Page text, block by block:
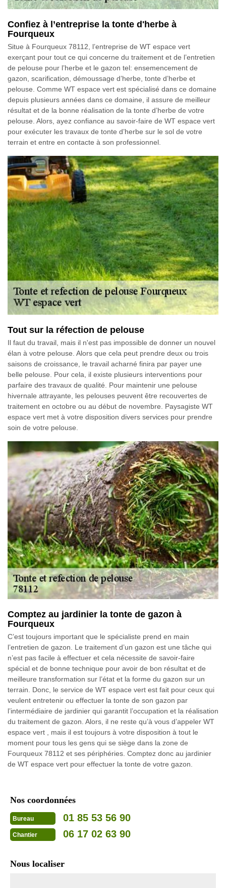
Confiez à l’entreprise la tonte d'herbe à
Fourqueux
Situe à Fourqueux 78112, l’entreprise de WT espace vert
exerçant pour tout ce qui concerne du traitement et de l’entretien
de pelouse pour l’herbe et le gazon tel: ensemencement de
gazon, scarification, démoussage d’herbe, tonte d’herbe et
pelouse. Comme WT espace vert est spécialisé dans ce domaine
depuis plusieurs années dans ce domaine, il assure de meilleur
résultat et de la bonne réalisation de la tonte d’herbe de votre
pelouse. Alors, ayez confiance au savoir-faire de WT espace vert
pour exécuter les travaux de tonte d’herbe sur le sol de votre
terrain et entre en contacte à son professionnel.
Tout sur la réfection de pelouse
Il faut du travail, mais il n'est pas impossible de donner un nouvel
élan à votre pelouse. Alors que cela peut prendre deux ou trois
saisons de croissance, le travail acharné finira par payer une
belle pelouse. Pour cela, il existe plusieurs interventions pour
parfaire des travaux de qualité. Pour maintenir une pelouse
hivernale attrayante, les pelouses peuvent être recouvertes de
traitement en octobre ou au début de novembre. Paysagiste WT
espace vert met à votre disposition divers services pour prendre
soin de votre pelouse.
Comptez au jardinier la tonte de gazon à
Fourqueux
C’est toujours important que le spécialiste prend en main
l’entretien de gazon. Le traitement d’un gazon est une tâche qui
n’est pas facile à effectuer et cela nécessite de savoir-faire
spécial et de bonne technique pour avoir de bon résultat et de
meilleure transformation sur l’état et la forme du gazon sur un
terrain. Donc, le service de WT espace vert est fait pour ceux qui
veulent entretenir ou effectuer la tonte de son gazon par
l’intermédiaire de jardinier qui garantit l’occupation et la réalisation
du traitement de gazon. Alors, il ne reste qu’à vous d’appeler WT
espace vert , mais il est toujours à votre disposition à tout le
moment pour tous les gens qui se siège dans la zone de
Fourqueux 78112 et ses périphéries. Comptez donc au jardinier
de WT espace vert pour effectuer la tonte de votre gazon.
Nos coordonnées
Bureau 01 85 53 56 90
Chantier 06 17 02 63 90
Nous localiser